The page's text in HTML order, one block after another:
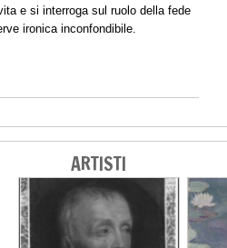
e si interroga sul ruolo della fede
ironica inconfondibile.
ARTISTI